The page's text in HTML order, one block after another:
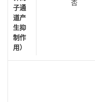
子通
道产
生抑
制作
用）
否